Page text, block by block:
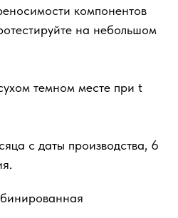
компонентов
на небольшом
темном месте при t
с даты производства, 6